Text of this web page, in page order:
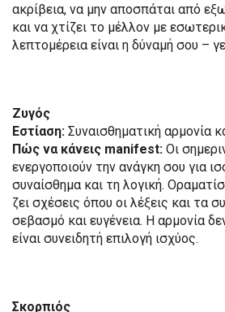
ακρίβεια, να μην αποσπάται από
και να χτίζει το μέλλον με
λεπτομέρεια είναι η δύναμή σου –
Ζυγός
Εστίαση: Συναισθηματική αρμονία
Πώς να κάνεις manifest: Οι
ενεργοποιούν την ανάγκη σου για
συναίσθημα και τη λογική.
ζει σχέσεις όπου οι λέξεις και τα
σεβασμό και ευγένεια. Η αρμονία
είναι συνειδητή επιλογή ισχύος.
Σκορπιός